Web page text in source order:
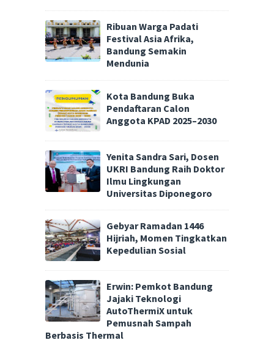
Ribuan Warga Padati
Festival Asia Afrika,
Bandung Semakin
Mendunia
Kota Bandung Buka
Pendaftaran Calon
Anggota KPAD 2025–2030
Yenita Sandra Sari, Dosen
UKRI Bandung Raih Doktor
Ilmu Lingkungan
Universitas Diponegoro
Gebyar Ramadan 1446
Hijriah, Momen Tingkatkan
Kepedulian Sosial
Erwin: Pemkot Bandung
Jajaki Teknologi
AutoThermiX untuk
Pemusnah Sampah
Berbasis Thermal